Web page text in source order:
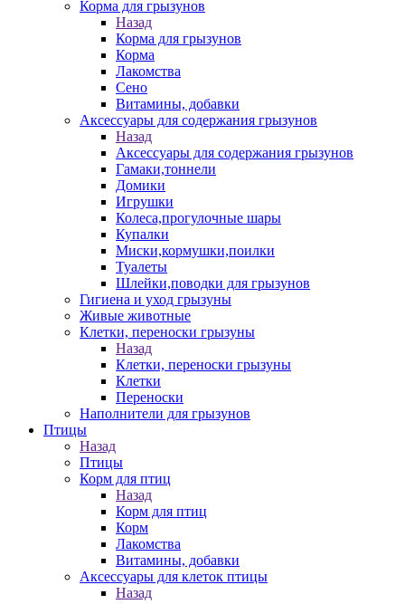
Корма для грызунов
Назад
Корма для грызунов
Корма
Лакомства
Сено
Витамины, добавки
Аксессуары для содержания грызунов
Назад
Аксессуары для содержания грызунов
Гамаки,тоннели
Домики
Игрушки
Колеса,прогулочные шары
Купалки
Миски,кормушки,поилки
Туалеты
Шлейки,поводки для грызунов
Гигиена и уход грызуны
Живые животные
Клетки, переноски грызуны
Назад
Клетки, переноски грызуны
Клетки
Переноски
Наполнители для грызунов
Птицы
Назад
Птицы
Корм для птиц
Назад
Корм для птиц
Корм
Лакомства
Витамины, добавки
Аксессуары для клеток птицы
Назад